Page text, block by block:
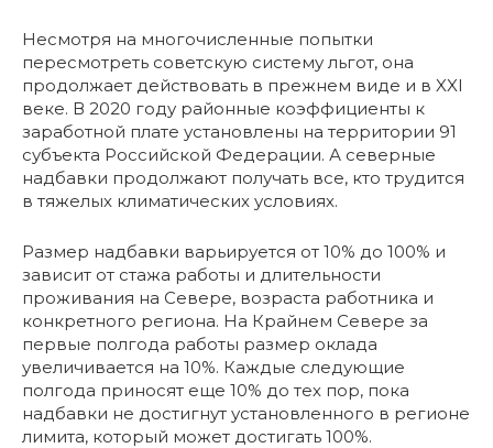
Несмотря на многочисленные попытки
пересмотреть советскую систему льгот, она
продолжает действовать в прежнем виде и в XXI
веке. В 2020 году районные коэффициенты к
заработной плате установлены на территории 91
субъекта Российской Федерации. А северные
надбавки продолжают получать все, кто трудится
в тяжелых климатических условиях.
Размер надбавки варьируется от 10% до 100% и
зависит от стажа работы и длительности
проживания на Севере, возраста работника и
конкретного региона. На Крайнем Севере за
первые полгода работы размер оклада
увеличивается на 10%. Каждые следующие
полгода приносят еще 10% до тех пор, пока
надбавки не достигнут установленного в регионе
лимита, который может достигать 100%.